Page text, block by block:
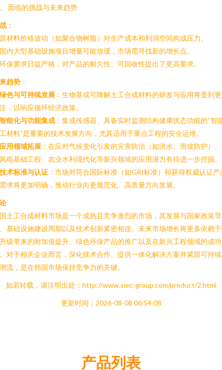
面临的挑战与未来趋势
：
材料价格波动（如聚合物树脂）对生产成本和利润空间构成压力。
内大型基础设施项目增量可能放缓，市场需寻找新的增长点。
保要求日益严格，对产品的耐久性、可回收性提出了更高要求。
趋势 ：
绿色与可持续发展 ：生物基或可降解土工合成材料的研发与应用将受到
，以响应循环经济政策。
智能化与功能集成 ：集成传感器、具备实时监测结构健康状态功能的“智
材料”是重要的技术发展方向，尤其适用于重点工程的安全运维。
应用领域拓展 ：在应对气候变化引发的灾害防治（如洪水、滑坡防护）
电基础工程、农业水利现代化等新兴领域的应用潜力有待进一步挖掘。
技术标准与认证 ：市场对符合国际标准（如GRI标准）和获得权威认证产
求将更加明确，推动行业向更规范化、高质量方向发展。
土工合成材料市场是一个成熟且竞争激烈的市场，其发展与国家政策导
基础设施建设周期以及技术创新紧密相连。未来市场增长将更多依赖
级带来的附加值提升、绿色环保产品的推广以及在新兴工程领域的成
对于相关企业而言，深化技术合作、提供一体化解决方案并紧跟可持
流，是在韩国市场保持竞争力的关键。
如若转载，请注明出处：http://www.siec-group.com/product/2.html
更新时间：2026-08-08 06:54:08
产品列表